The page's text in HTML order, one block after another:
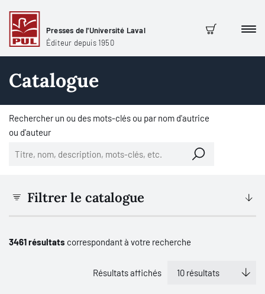
Presses de l'Université Laval
Éditeur depuis 1950
Panier
Catalogue
Rechercher un ou des mots-clés ou par nom d'autrice
ou d'auteur
Filtrer le catalogue
3461 résultats correspondant à votre recherche
Résultats affichés